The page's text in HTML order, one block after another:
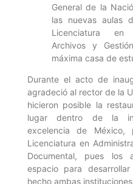
General de la
las nuevas aulas
Licenciatura en
Archivos y
máxima casa de
Durante el acto de
agradeció al rector de la
hicieron posible la
lugar dentro de la
excelencia de
Licenciatura en
Documental, pues los
espacio para
hecho ambas